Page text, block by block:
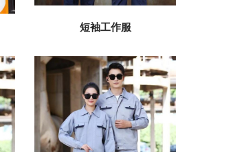
短袖工作服